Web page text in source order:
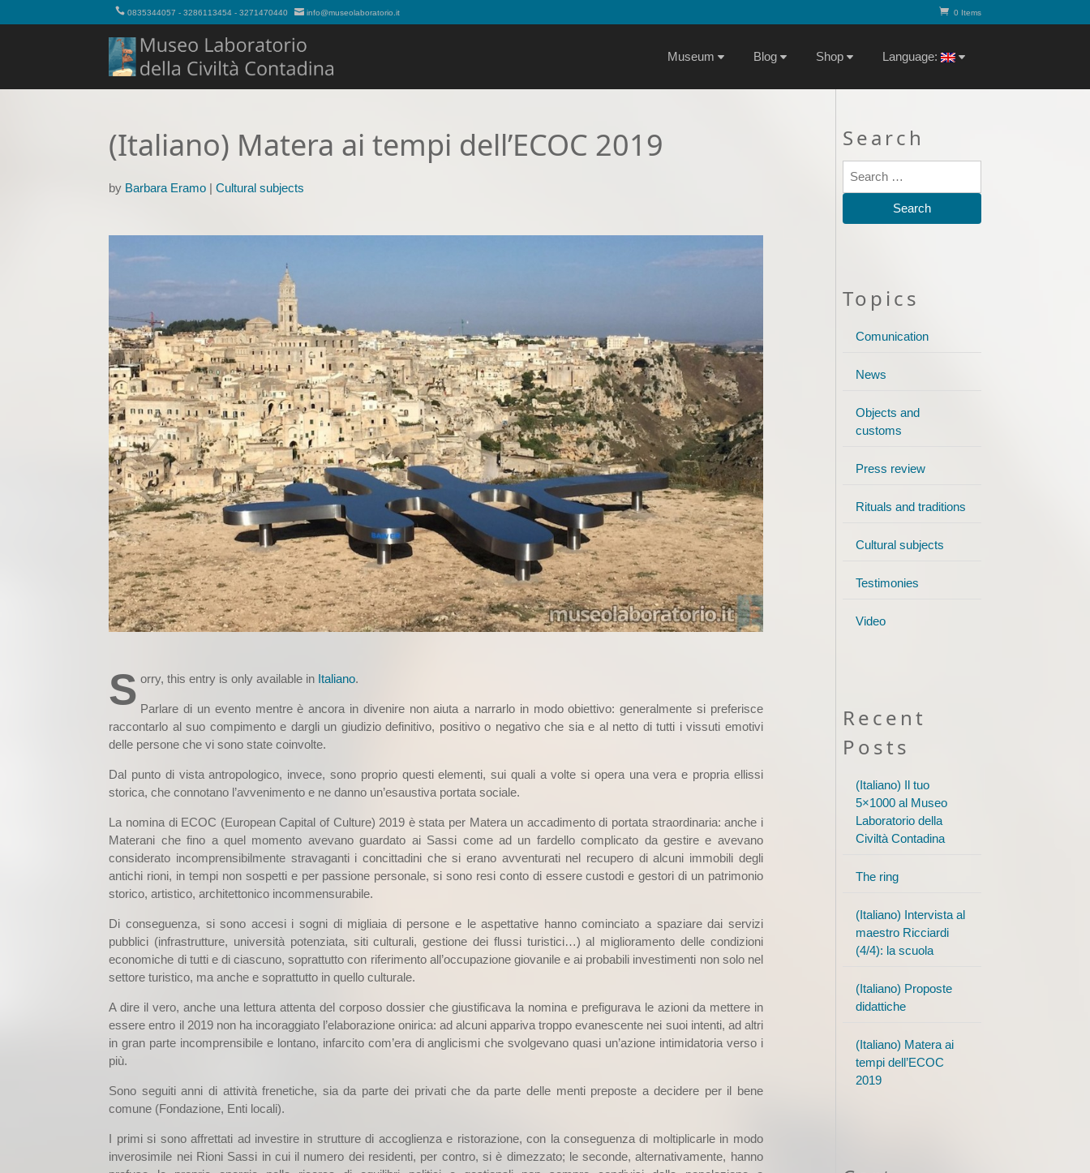
0835344057 - 3286113454 - 3271470440 info@museolaboratorio.it 0 Items
Museum Blog Shop Language:
(Italiano) Matera ai tempi dell’ECOC 2019
by Barbara Eramo |Cultural subjects
S orry, this entry is only available in Italiano.
Parlare di un evento mentre è ancora in divenire non aiuta a narrarlo in modo obiettivo: generalmente si preferisce
raccontarlo al suo compimento e dargli un giudizio definitivo, positivo o negativo che sia e al netto di tutti i vissuti emotivi
delle persone che vi sono state coinvolte.
Dal punto di vista antropologico, invece, sono proprio questi elementi, sui quali a volte si opera una vera e propria ellissi
storica, che connotano l’avvenimento e ne danno un’esaustiva portata sociale.
La nomina di ECOC (European Capital of Culture) 2019 è stata per Matera un accadimento di portata straordinaria: anche i
Materani che fino a quel momento avevano guardato ai Sassi come ad un fardello complicato da gestire e avevano
considerato incomprensibilmente stravaganti i concittadini che si erano avventurati nel recupero di alcuni immobili degli
antichi rioni, in tempi non sospetti e per passione personale, si sono resi conto di essere custodi e gestori di un patrimonio
storico, artistico, architettonico incommensurabile.
Di conseguenza, si sono accesi i sogni di migliaia di persone e le aspettative hanno cominciato a spaziare dai servizi
pubblici (infrastrutture, università potenziata, siti culturali, gestione dei flussi turistici…) al miglioramento delle condizioni
economiche di tutti e di ciascuno, soprattutto con riferimento all’occupazione giovanile e ai probabili investimenti non solo nel
settore turistico, ma anche e soprattutto in quello culturale.
A dire il vero, anche una lettura attenta del corposo dossier che giustificava la nomina e prefigurava le azioni da mettere in
essere entro il 2019 non ha incoraggiato l’elaborazione onirica: ad alcuni appariva troppo evanescente nei suoi intenti, ad altri
in gran parte incomprensibile e lontano, infarcito com’era di anglicismi che svolgevano quasi un’azione intimidatoria verso i
più.
Sono seguiti anni di attività frenetiche, sia da parte dei privati che da parte delle menti preposte a decidere per il bene
comune (Fondazione, Enti locali).
I primi si sono affrettati ad investire in strutture di accoglienza e ristorazione, con la conseguenza di moltiplicarle in modo
inverosimile nei Rioni Sassi in cui il numero dei residenti, per contro, si è dimezzato; le seconde, alternativamente, hanno
Search
Topics
Comunication
News
Objects and
customs
Press review
Rituals and traditions
Cultural subjects
Testimonies
Video
Recent
Posts
(Italiano) Il tuo
5×1000 al Museo
Laboratorio della
Civiltà Contadina
The ring
(Italiano) Intervista al
maestro Ricciardi
(4/4): la scuola
(Italiano) Proposte
didattiche
(Italiano) Matera ai
tempi dell’ECOC
2019